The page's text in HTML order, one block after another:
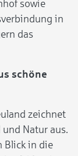
sowie
in
das
schöne
zeichnet
Natur aus.
Blick in die